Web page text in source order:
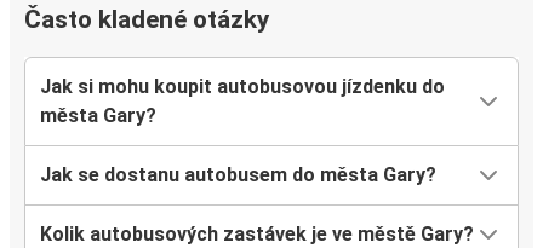
Často kladené otázky
Jak si mohu koupit autobusovou jízdenku do
města Gary?
Jak se dostanu autobusem do města Gary?
Kolik autobusových zastávek je ve městě Gary?